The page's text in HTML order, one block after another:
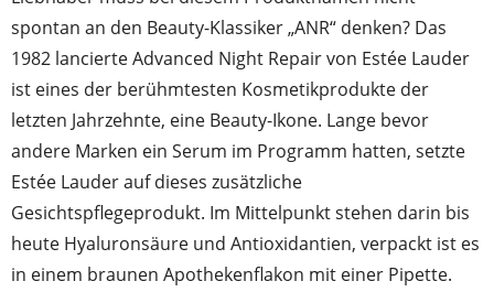
spontan an den Beauty-Klassiker „ANR“ denken? Das
1982 lancierte Advanced Night Repair von Estée Lauder
ist eines der berühmtesten Kosmetikprodukte der
letzten Jahrzehnte, eine Beauty-Ikone. Lange bevor
andere Marken ein Serum im Programm hatten, setzte
Estée Lauder auf dieses zusätzliche
Gesichtspflegeprodukt. Im Mittelpunkt stehen darin bis
heute Hyaluronsäure und Antioxidantien, verpackt ist es
in einem braunen Apothekenflakon mit einer Pipette.